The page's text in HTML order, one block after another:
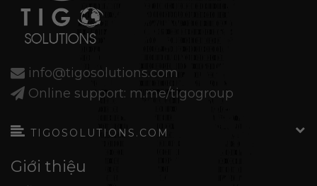
info@tigosolutions.com
Giới thiệu